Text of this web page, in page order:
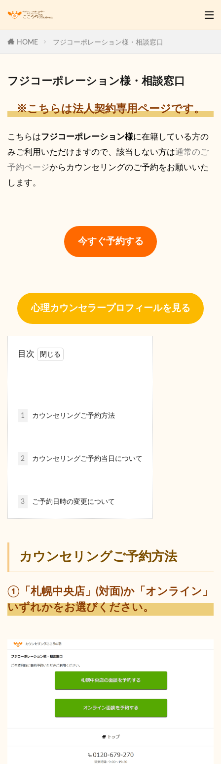
HOME フジコーポレーション様・相談窓口
フジコーポレーション様・相談窓口
※こちらは法人契約専用ページです。
こちらはフジコーポレーション様に在籍している方の
みご利用いただけますので、該当しない方は通常のご
予約ページからカウンセリングのご予約をお願いいた
します。
今すぐ予約する
心理カウンセラープロフィールを見る
目次
1 カウンセリングご予約方法
2 カウンセリングご予約当日について
3 ご予約日時の変更について
カウンセリングご予約方法
①「札幌中央店」(対面)か「オンライン」
いずれかをお選びください。